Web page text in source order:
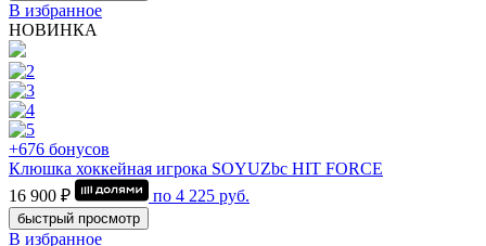
В избранное
НОВИНКА
+676 бонусов
Клюшка хоккейная игрока SOYUZbc HIT FORCE
16 900 ₽
по 4 225 руб.
быстрый просмотр
В избранное